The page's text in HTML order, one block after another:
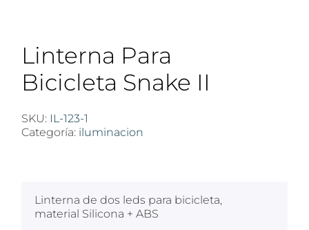
Linterna Para
Bicicleta Snake II
SKU: IL-123-1
Categoría: iluminacion
Linterna de dos leds para bicicleta,
material Silicona + ABS